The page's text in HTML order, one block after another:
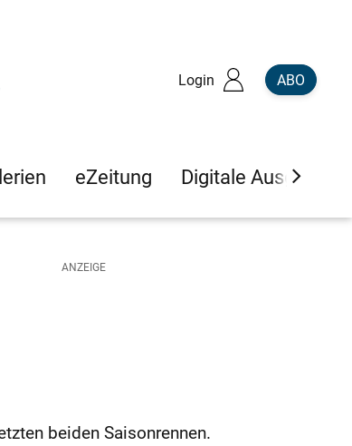
Login ABO
eZeitung Digitale Ausgaben
beiden Saisonrennen.